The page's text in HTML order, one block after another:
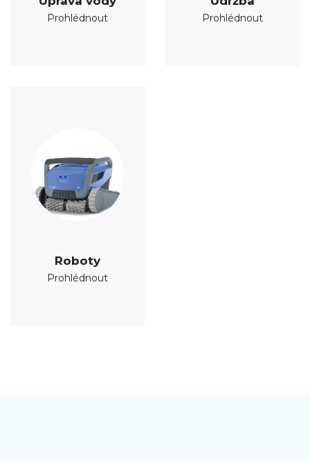
Prohlédnout Prohlédnout
Roboty
Prohlédnout